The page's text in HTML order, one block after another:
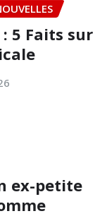
5 Faits sur
ex-petite